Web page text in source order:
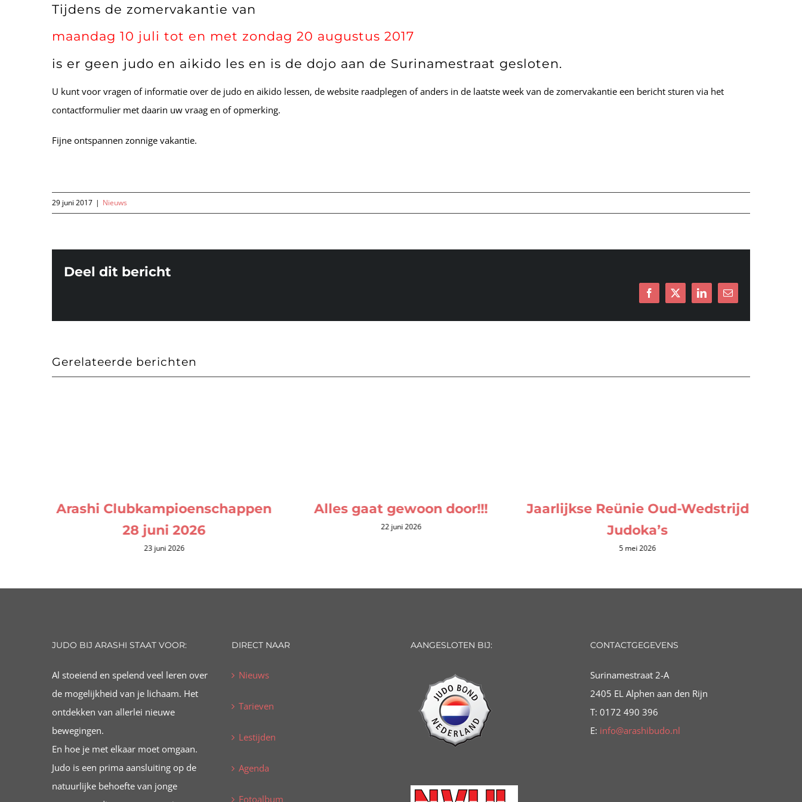
Tijdens de zomervakantie van
maandag 10 juli tot en met zondag 20 augustus 2017
is er geen judo en aikido les en is de dojo aan de Surinamestraat gesloten.
U kunt voor vragen of informatie over de judo en aikido lessen, de website raadplegen of anders in de laatste week van de zomervakantie een bericht sturen via het
contactformulier met daarin uw vraag en of opmerking.
Fijne ontspannen zonnige vakantie.
29 juni 2017 | Nieuws
Deel dit bericht
Facebook
X LinkedIn
E-
mail
Gerelateerde berichten
Arashi Clubkampioenschappen
28 juni 2026
23 juni 2026
Alles gaat gewoon door!!!
22 juni 2026
Jaarlijkse Reünie Oud-Wedstrijd
Judoka’s
5 mei 2026
JUDO BIJ ARASHI STAAT VOOR:
Al stoeiend en spelend veel leren over
de mogelijkheid van je lichaam. Het
ontdekken van allerlei nieuwe
bewegingen.
En hoe je met elkaar moet omgaan.
Judo is een prima aansluiting op de
natuurlijke behoefte van jonge
DIRECT NAAR
Nieuws
Tarieven
Lestijden
Agenda
Fotoalbum
AANGESLOTEN BIJ: CONTACTGEGEVENS
Surinamestraat 2-A
2405 EL Alphen aan den Rijn
T: 0172 490 396
E: info@arashibudo.nl